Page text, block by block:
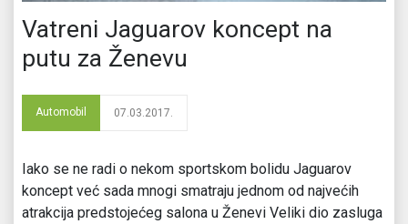
Vatreni Jaguarov koncept na
putu za Ženevu
Automobil 07.03.2017.
Iako se ne radi o nekom sportskom bolidu Jaguarov
koncept već sada mnogi smatraju jednom od najvećih
atrakcija predstojećeg salona u Ženevi Veliki dio zasluga